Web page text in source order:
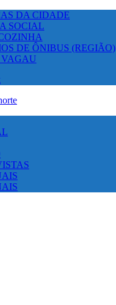
DA CIDADE
SOCIAL
DE ÔNIBUS (REGIÃO)